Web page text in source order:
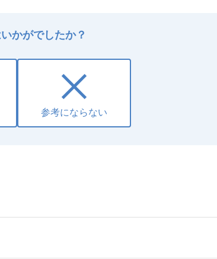
かがでしたか？
参考にならない